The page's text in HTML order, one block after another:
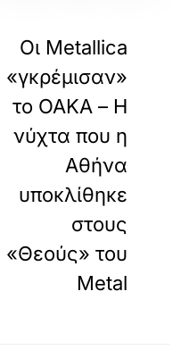
Οι Metallica
«γκρέμισαν»
το ΟΑΚΑ – Η
νύχτα που η
Αθήνα
υποκλίθηκε
στους
«Θεούς» του
Metal